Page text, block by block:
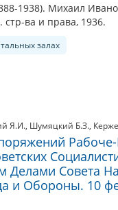
1938). Михаил
ва и права, 1936.
залах
Я.И., Шумяцкий Б.З.,
Рабоче-
Делами Совета
и Обороны. 10